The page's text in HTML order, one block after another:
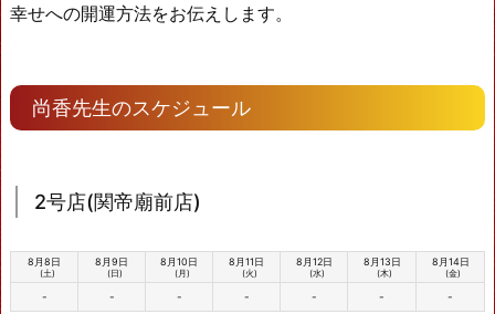
幸せへの開運方法をお伝えします。
尚香先生のスケジュール
2号店(関帝廟前店)
8月8日
(土)
8月9日
(日)
8月10日
(月)
8月11日
(火)
8月12日
(水)
8月13日
(木)
8月14日
(金)
- - - - - - -